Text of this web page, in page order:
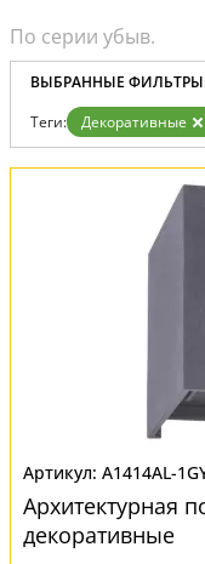
ВЫБРАННЫЕ
Теги: Декоративные
A1414AL-
Архитектурная
декоративные